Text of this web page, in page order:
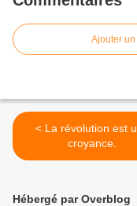
Ajouter
< La révolution est une
croyance.
Hébergé par Overblog